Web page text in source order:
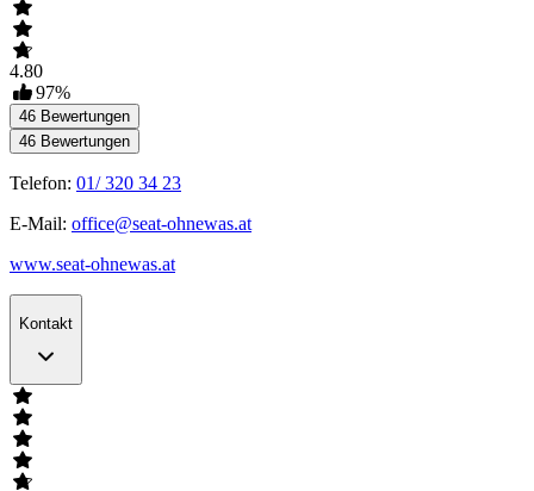
4.80
97%
46 Bewertungen
46 Bewertungen
Telefon: 01/ 320 34 23
E-Mail: office@seat-ohnewas.at
www.seat-ohnewas.at
Kontakt